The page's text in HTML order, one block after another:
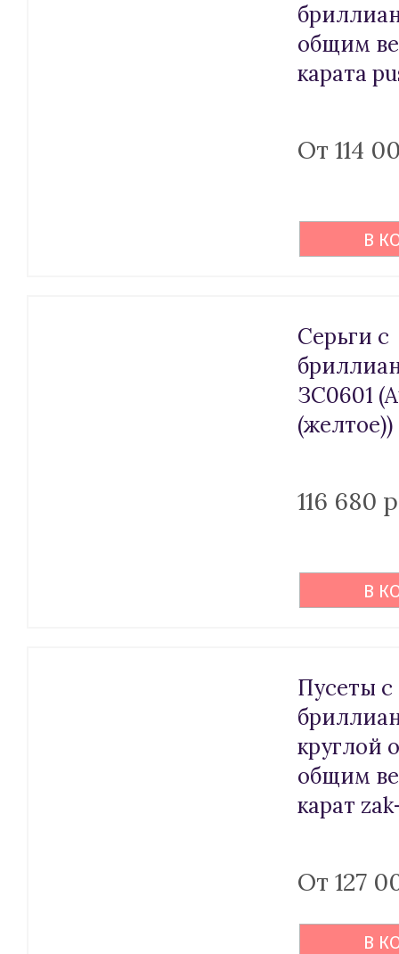
общим
карата
От 114
В
Серьги с
ЗС0601
(желтое))
116 680
В
Пусеты с
круглой
общим
карат
От 127
В